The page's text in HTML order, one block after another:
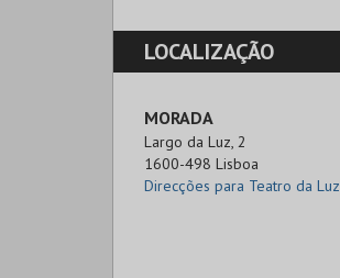
LOCALIZAÇÃO
MORADA
Largo da Luz, 2
1600-498 Lisboa
Direcções para Teatro da Luz